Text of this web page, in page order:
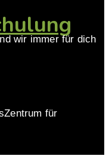
wir immer für dich
für